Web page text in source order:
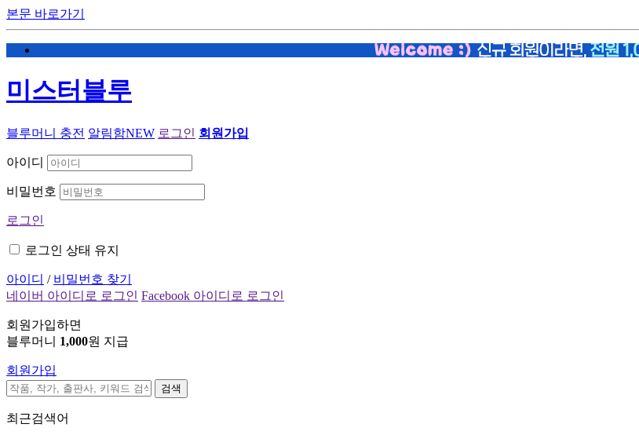
본문 바로가기
미스터블루
블루머니 충전 알림함NEW 로그인 회원가입
아이디
비밀번호
로그인
로그인 상태 유지
아이디 / 비밀번호 찾기
네이버 아이디로 로그인 Facebook 아이디로 로그인
회원가입하면
블루머니 1,000원 지급
회원가입
검색
최근검색어